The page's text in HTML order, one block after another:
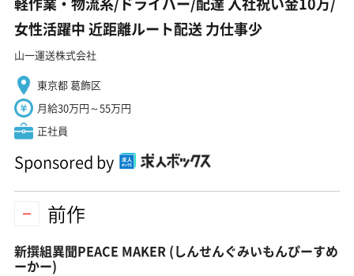
女性活躍中 近距離ルート配送 力仕事少
山一運送株式会社
東京都 葛飾区
月給30万円～55万円
正社員
Sponsored by
前作
新撰組異聞PEACE MAKER (しんせんぐみいもんぴーすめ
ーかー)